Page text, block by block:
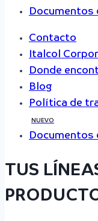
Documentos
Contacto
Italcol
Donde
Blog
Política de
NUEVO
Documentos
TUS